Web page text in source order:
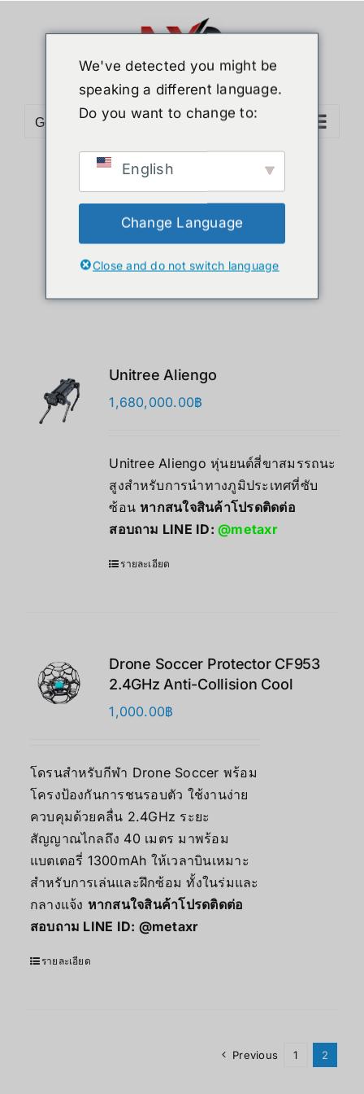
Go to...
Sort byPopularity
Show24 Products
Unitree Aliengo
1,680,000.00฿
Unitree Aliengo หุ่นยนต์สี่ขาสมรรถนะ
สูงสำหรับการนำทางภูมิประเทศที่ซับ
ซ้อน หากสนใจสินค้าโปรดติดต่อ
สอบถาม LINE ID:@metaxr
รายละเอียด
Drone Soccer Protector CF953
2.4GHz Anti-Collision Cool
1,000.00฿
โดรนสำหรับกีฬา Drone Soccer พร้อม
โครงป้องกันการชนรอบตัว ใช้งานง่าย
ควบคุมด้วยคลื่น 2.4GHz ระยะ
สัญญาณไกลถึง 40 เมตร มาพร้อม
แบตเตอรี่ 1300mAh ให้เวลาบินเหมาะ
สำหรับการเล่นและฝึกซ้อม ทั้งในร่มและ
กลางแจ้ง หากสนใจสินค้าโปรดติดต่อ
สอบถาม LINE ID: @metaxr
รายละเอียด
Previous 1 2
We've detected you might be
speaking a different language.
Do you want to change to:
English
Change Language
Close and do not switch language